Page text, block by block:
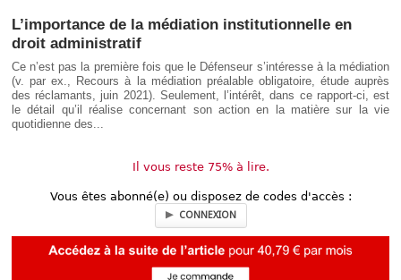
L’importance de la médiation institutionnelle en
droit administratif
Ce n’est pas la première fois que le Défenseur s’intéresse à la médiation
(v. par ex., Recours à la médiation préalable obligatoire, étude auprès
des réclamants, juin 2021). Seulement, l’intérêt, dans ce rapport-ci, est
le détail qu’il réalise concernant son action en la matière sur la vie
quotidienne des...
Il vous reste 75% à lire.
Vous êtes abonné(e) ou disposez de codes d'accès :
CONNEXION